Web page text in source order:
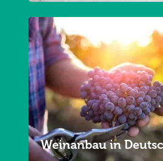
Weinanbau in